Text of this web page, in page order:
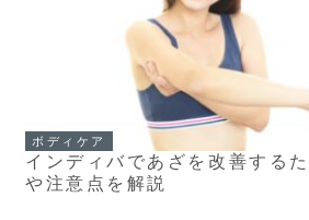
ボディケア
インディバであざを改善する
や注意点を解説